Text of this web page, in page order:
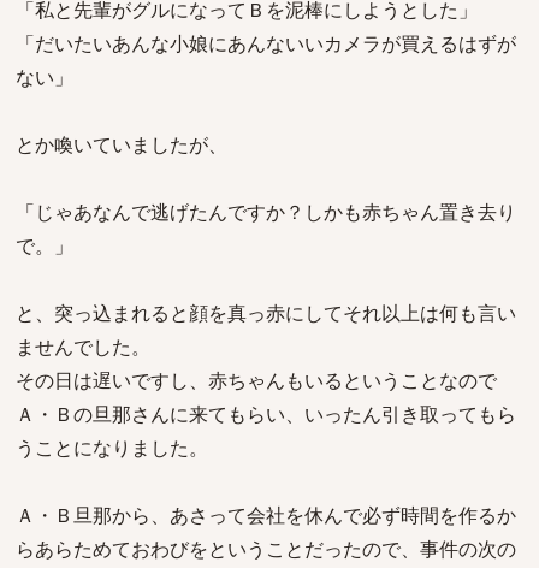
「私と先輩がグルになってＢを泥棒にしようとした」
「だいたいあんな小娘にあんないいカメラが買えるはずが
ない」
とか喚いていましたが、
「じゃあなんで逃げたんですか？しかも赤ちゃん置き去り
で。」
と、突っ込まれると顔を真っ赤にしてそれ以上は何も言い
ませんでした。
その日は遅いですし、赤ちゃんもいるということなので
Ａ・Ｂの旦那さんに来てもらい、いったん引き取ってもら
うことになりました。
Ａ・Ｂ旦那から、あさって会社を休んで必ず時間を作るか
らあらためておわびをということだったので、事件の次の